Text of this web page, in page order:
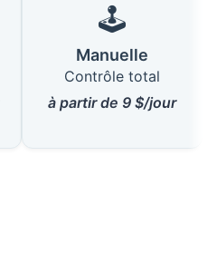
🕹️
Manuelle
Contrôle total
à partir de 9 $/jour